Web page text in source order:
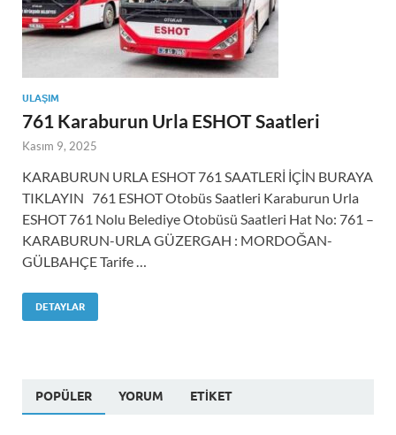
ULAŞIM
761 Karaburun Urla ESHOT Saatleri
Kasım 9, 2025
KARABURUN URLA ESHOT 761 SAATLERİ İÇİN BURAYA
TIKLAYIN 761 ESHOT Otobüs Saatleri Karaburun Urla
ESHOT 761 Nolu Belediye Otobüsü Saatleri Hat No: 761 –
KARABURUN-URLA GÜZERGAH : MORDOĞAN-
GÜLBAHÇE Tarife …
DETAYLAR
POPÜLER YORUM ETIKET